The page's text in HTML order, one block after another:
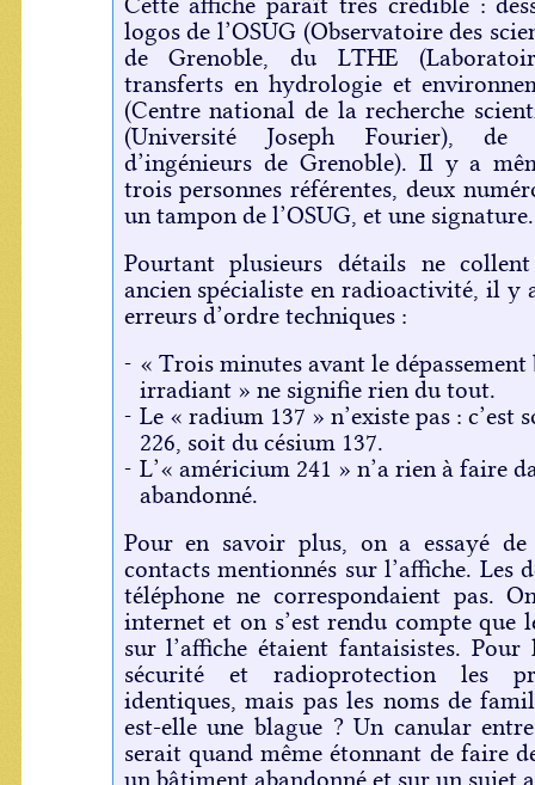
Cette affiche paraît très crédible :
logos de l’OSUG (Observatoire des
de Grenoble, du LTHE
transferts en hydrologie et
(Centre national de la recherche
(Université Joseph Fourier), de
d’ingénieurs de Grenoble). Il y a
trois personnes référentes, deux
un tampon de l’OSUG, et une signature.
Pourtant plusieurs détails ne
ancien spécialiste en radioactivité, il y
erreurs d’ordre techniques :
« Trois minutes avant le
irradiant » ne signifie rien du tout.
Le « radium 137 » n’existe pas : c’est
226, soit du césium 137.
L’« américium 241 » n’a rien à faire
abandonné.
Pour en savoir plus, on a essayé de
contacts mentionnés sur l’affiche. Les
téléphone ne correspondaient pas.
internet et on s’est rendu compte que
sur l’affiche étaient fantaisistes. Pour
sécurité et radioprotection les
identiques, mais pas les noms de
est-elle une blague ? Un canular
serait quand même étonnant de faire
un bâtiment abandonné et sur un sujet